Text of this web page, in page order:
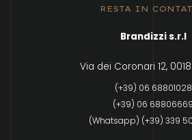
RESTA IN
Brandizzi s.r.l
Via dei Coronari 12,
(+39) 06 68801028
(+39) 06 68806669
(Whatsapp) (+39) 339